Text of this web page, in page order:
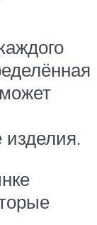
изделия.